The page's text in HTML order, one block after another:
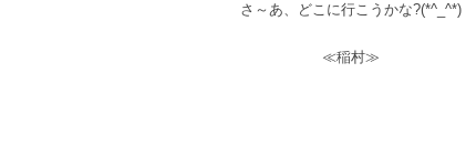
さ～あ、どこに行こうかな?(*^_^*)
≪稲村≫